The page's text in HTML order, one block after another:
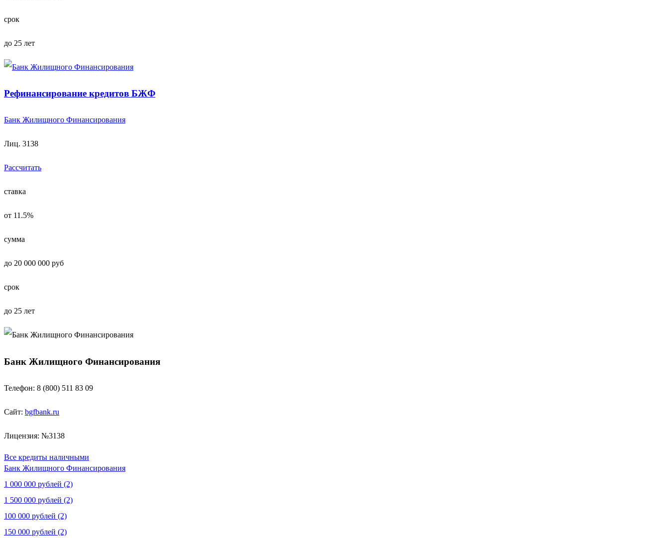
срок
до 25 лет
Рефинансирование кредитов БЖФ
Банк Жилищного Финансирования
Лиц. 3138
Рассчитать
ставка
от 11.5%
сумма
до 20 000 000 руб
срок
до 25 лет
Банк Жилищного Финансирования
Телефон: 8 (800) 511 83 09
Сайт: bgfbank.ru
Лицензия: №3138
Все кредиты наличными
Банк Жилищного Финансирования
1 000 000 рублей (2)
1 500 000 рублей (2)
100 000 рублей (2)
150 000 рублей (2)